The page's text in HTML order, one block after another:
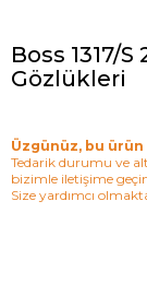
Boss 1317/
Gözlükleri
Üzgünüz, bu ürün
Tedarik durumu ve
bizimle iletişime
Size yardımcı